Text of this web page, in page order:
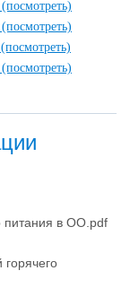
(посмотреть)
(посмотреть)
(посмотреть)
(посмотреть)
питания в ОО.pdf
горячего